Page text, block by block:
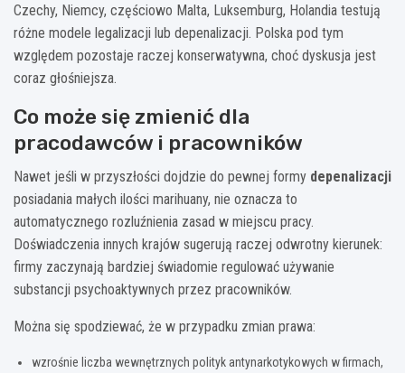
Czechy, Niemcy, częściowo Malta, Luksemburg, Holandia testują
różne modele legalizacji lub depenalizacji. Polska pod tym
względem pozostaje raczej konserwatywna, choć dyskusja jest
coraz głośniejsza.
Co może się zmienić dla
pracodawców i pracowników
Nawet jeśli w przyszłości dojdzie do pewnej formy depenalizacji
posiadania małych ilości marihuany, nie oznacza to
automatycznego rozluźnienia zasad w miejscu pracy.
Doświadczenia innych krajów sugerują raczej odwrotny kierunek:
firmy zaczynają bardziej świadomie regulować używanie
substancji psychoaktywnych przez pracowników.
Można się spodziewać, że w przypadku zmian prawa:
wzrośnie liczba wewnętrznych polityk antynarkotykowych w firmach,